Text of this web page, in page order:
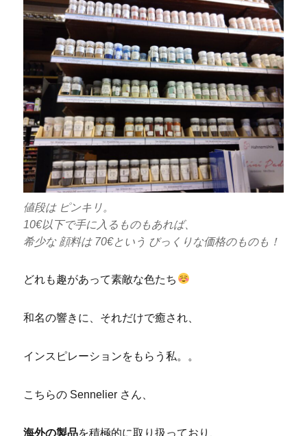
値段は ピンキリ。
10€以下で手に入るものもあれば、
希少な 顔料は 70€という びっくりな価格のものも！
どれも趣があって素敵な色たち
和名の響きに、それだけで癒され、
インスピレーションをもらう私。。
こちらの Sennelier さん、
海外の製品を積極的に取り扱っており、